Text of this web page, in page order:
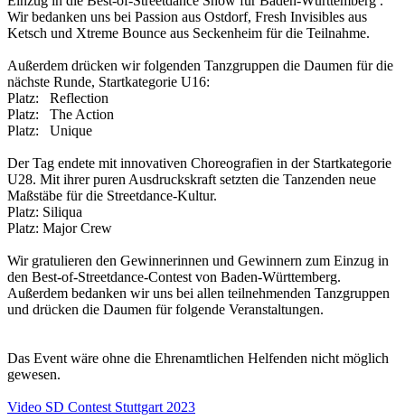
Wir bedanken uns bei Passion aus Ostdorf, Fresh Invisibles aus
Ketsch und Xtreme Bounce aus Seckenheim für die Teilnahme.
Außerdem drücken wir folgenden Tanzgruppen die Daumen für die
nächste Runde, Startkategorie U16:
Platz: Reflection
Platz: The Action
Platz: Unique
Der Tag endete mit innovativen Choreografien in der Startkategorie
U28. Mit ihrer puren Ausdruckskraft setzten die Tanzenden neue
Maßstäbe für die Streetdance-Kultur.
Platz: Siliqua
Platz: Major Crew
Wir gratulieren den Gewinnerinnen und Gewinnern zum Einzug in
den Best-of-Streetdance-Contest von Baden-Württemberg.
Außerdem bedanken wir uns bei allen teilnehmenden Tanzgruppen
und drücken die Daumen für folgende Veranstaltungen.
Das Event wäre ohne die Ehrenamtlichen Helfenden nicht möglich
gewesen.
Video SD Contest Stuttgart 2023